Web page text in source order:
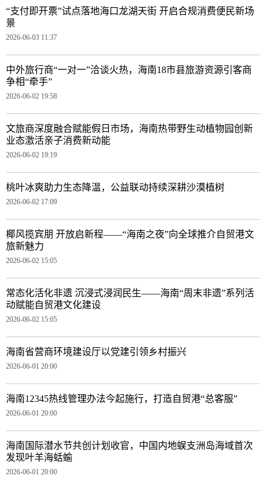
“支付即开票”试点落地海口龙湖天街 开启合规消费便民新场
景
2026-06-03 11:37
中外旅行商“一对一”洽谈火热，海南18市县旅游资源引客商
争相“牵手”
2026-06-02 19:58
文旅商深度融合赋能假日市场，海南热带野生动植物园创新
业态激活亲子消费新动能
2026-06-02 19:19
桃叶冰爽助力生态降温，公益联动持续深耕沙漠植树
2026-06-02 17:09
椰风揽宾朋 开放启新程——“海南之夜”向全球推介自贸港文
旅新魅力
2026-06-02 15:05
常态化活化非遗 沉浸式浸润民生——海南“周末非遗”系列活
动赋能自贸港文化建设
2026-06-02 15:05
海南省营商环境建设厅以党建引领乡村振兴
2026-06-01 20:00
海南12345热线管理办法今起施行，打造自贸港“总客服”
2026-06-01 20:00
海南国际潜水节共创计划收官，中国内地蜈支洲岛海域首次
发现叶羊海蛞蝓
2026-06-01 20:00